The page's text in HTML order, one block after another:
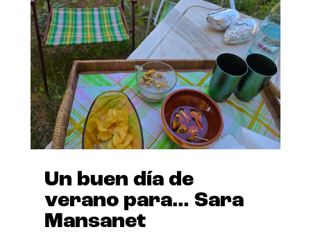
Un buen día de
verano para… Sara
Mansanet